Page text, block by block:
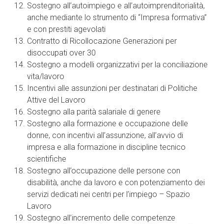
Sostegno all’autoimpiego e all’autoimprenditorialità,
anche mediante lo strumento di “Impresa formativa”
e con prestiti agevolati
Contratto di Ricollocazione Generazioni per
disoccupati over 30
Sostegno a modelli organizzativi per la conciliazione
vita/lavoro
Incentivi alle assunzioni per destinatari di Politiche
Attive del Lavoro
Sostegno alla parità salariale di genere
Sostegno alla formazione e occupazione delle
donne, con incentivi all’assunzione, all’avvio di
impresa e alla formazione in discipline tecnico
scientifiche
Sostegno all’occupazione delle persone con
disabilità, anche da lavoro e con potenziamento dei
servizi dedicati nei centri per l’impiego – Spazio
Lavoro
Sostegno all’incremento delle competenze